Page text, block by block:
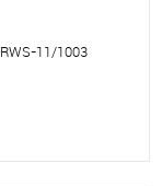
11/1003